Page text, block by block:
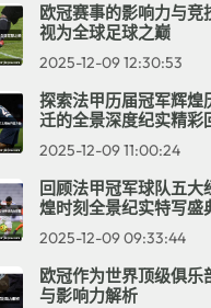
欧冠赛事的影响力与竞
视为全球足球之巅
2025-12-09 12:30:53
探索法甲历届冠军辉煌
迁的全景深度纪实精彩
2025-12-09 11:00:24
回顾法甲冠军球队五大
煌时刻全景纪实特写盛
2025-12-09 09:33:44
欧冠作为世界顶级俱乐
与影响力解析